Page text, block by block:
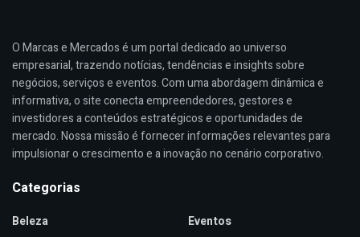
O Marcas e Mercados é um portal dedicado ao universo
empresarial, trazendo notícias, tendências e insights sobre
negócios, serviços e eventos. Com uma abordagem dinâmica e
informativa, o site conecta empreendedores, gestores e
investidores a conteúdos estratégicos e oportunidades de
mercado. Nossa missão é fornecer informações relevantes para
impulsionar o crescimento e a inovação no cenário corporativo.
Categorias
Beleza
Eventos